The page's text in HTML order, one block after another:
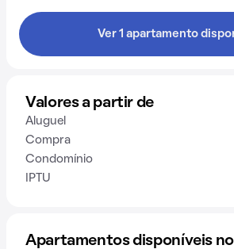
Ver 1 apartamento
Valores a partir de
Aluguel
Compra
Condomínio
IPTU
Apartamentos disponíveis no